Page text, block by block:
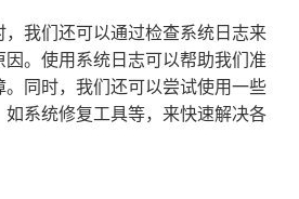
，我们还可以通过检查系统日志来
因。使用系统日志可以帮助我们准
同时，我们还可以尝试使用一些
如系统修复工具等，来快速解决各